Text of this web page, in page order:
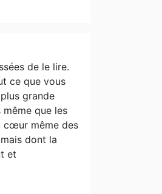
de le lire.
ce que vous
grande
que les
cœur même des
dont la
et